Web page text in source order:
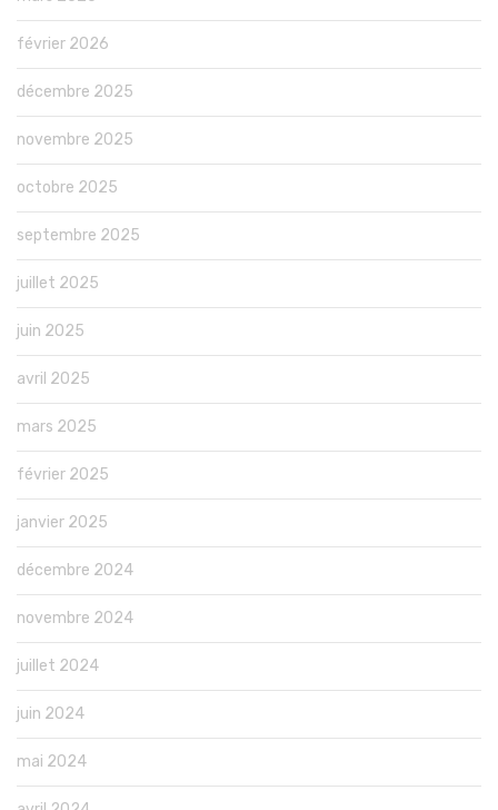
février 2026
décembre 2025
novembre 2025
octobre 2025
septembre 2025
juillet 2025
juin 2025
avril 2025
mars 2025
février 2025
janvier 2025
décembre 2024
novembre 2024
juillet 2024
juin 2024
mai 2024